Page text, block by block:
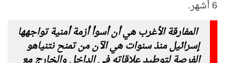
6 أشهر.
المفارقة الأغرب هي أن أسوأ أزمة أمنية تواجهها
إسرائيل منذ سنوات هي الآن من تمنح نتنياهو